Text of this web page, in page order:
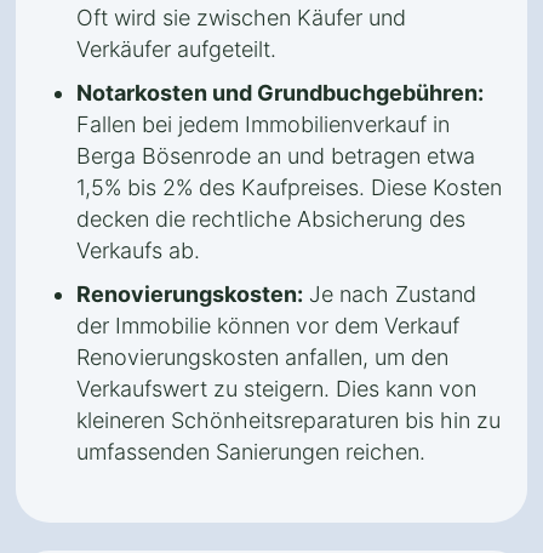
Oft wird sie zwischen Käufer und
Verkäufer aufgeteilt.
Notarkosten und Grundbuchgebühren:
Fallen bei jedem Immobilienverkauf in
Berga Bösenrode an und betragen etwa
1,5% bis 2% des Kaufpreises. Diese Kosten
decken die rechtliche Absicherung des
Verkaufs ab.
Renovierungskosten: Je nach Zustand
der Immobilie können vor dem Verkauf
Renovierungskosten anfallen, um den
Verkaufswert zu steigern. Dies kann von
kleineren Schönheitsreparaturen bis hin zu
umfassenden Sanierungen reichen.